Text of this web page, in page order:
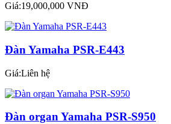
Giá:19,000,000 VNĐ
Đàn Yamaha PSR-E443
Giá:Liên hệ
Đàn organ Yamaha PSR-S950